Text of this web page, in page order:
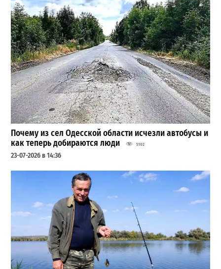
Почему из сел Одесской области исчезли автобусы и
как теперь добираются люди
5102
23-07-2026 в 14:36